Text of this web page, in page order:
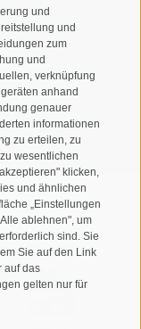
und
und
zum
und
verknüpfung
anhand
genauer
informationen
zu erteilen, zu
wesentlichen
klicken,
und ähnlichen
„Einstellungen
ablehnen", um
sind. Sie
Sie auf den Link
auf das
gelten nur für
gelesen und
meiner
zu
• Privacy •
by